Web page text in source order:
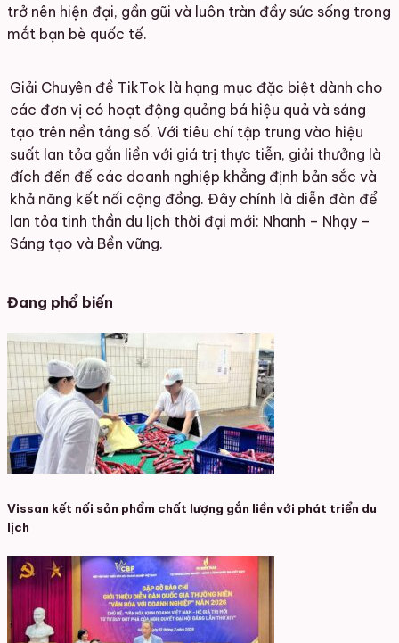
trở nên hiện đại, gần gũi và luôn tràn đầy sức sống trong
mắt bạn bè quốc tế.
Giải Chuyên đề TikTok là hạng mục đặc biệt dành cho
các đơn vị có hoạt động quảng bá hiệu quả và sáng
tạo trên nền tảng số. Với tiêu chí tập trung vào hiệu
suất lan tỏa gắn liền với giá trị thực tiễn, giải thưởng là
đích đến để các doanh nghiệp khẳng định bản sắc và
khả năng kết nối cộng đồng. Đây chính là diễn đàn để
lan tỏa tinh thần du lịch thời đại mới: Nhanh – Nhạy –
Sáng tạo và Bền vững.
Đang phổ biến
Vissan kết nối sản phẩm chất lượng gắn liền với phát triển du
lịch